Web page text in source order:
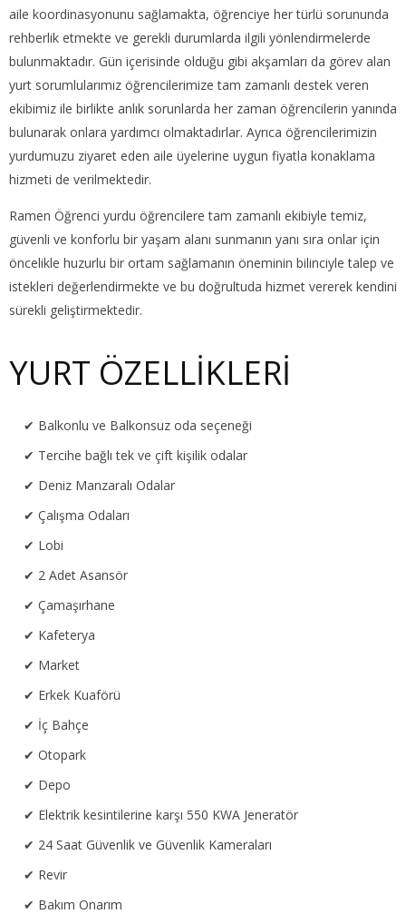
aile koordinasyonunu sağlamakta, öğrenciye her türlü sorununda
rehberlik etmekte ve gerekli durumlarda ilgili yönlendirmelerde
bulunmaktadır. Gün içerisinde olduğu gibi akşamları da görev alan
yurt sorumlularımız öğrencilerimize tam zamanlı destek veren
ekibimiz ile birlikte anlık sorunlarda her zaman öğrencilerin yanında
bulunarak onlara yardımcı olmaktadırlar. Ayrıca öğrencilerimizin
yurdumuzu ziyaret eden aile üyelerine uygun fiyatla konaklama
hizmeti de verilmektedir.
Ramen Öğrenci yurdu öğrencilere tam zamanlı ekibiyle temiz,
güvenli ve konforlu bir yaşam alanı sunmanın yanı sıra onlar için
öncelikle huzurlu bir ortam sağlamanın öneminin bilinciyle talep ve
istekleri değerlendirmekte ve bu doğrultuda hizmet vererek kendini
sürekli geliştirmektedir.
YURT ÖZELLİKLERİ
Balkonlu ve Balkonsuz oda seçeneği
Tercihe bağlı tek ve çift kişilik odalar
Deniz Manzaralı Odalar
Çalışma Odaları
Lobi
2 Adet Asansör
Çamaşırhane
Kafeterya
Market
Erkek Kuaförü
İç Bahçe
Otopark
Depo
Elektrik kesintilerine karşı 550 KWA Jeneratör
24 Saat Güvenlik ve Güvenlik Kameraları
Revir
Bakım Onarım